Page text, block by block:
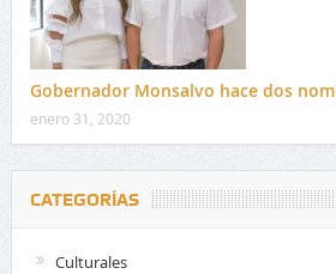
Gobernador Monsalvo hace dos
enero 31, 2020
CATEGORÍAS
Culturales